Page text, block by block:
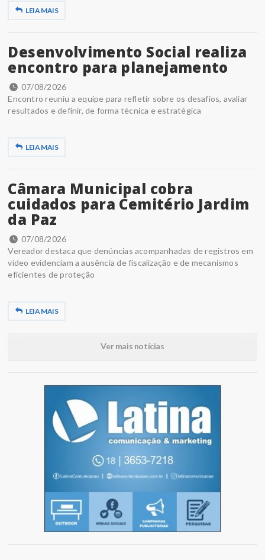
LEIA MAIS
Desenvolvimento Social realiza
encontro para planejamento
07/08/2026
Encontro reuniu a equipe para refletir sobre os desafios, avaliar
resultados e definir, de forma técnica e estratégica
LEIA MAIS
Câmara Municipal cobra
cuidados para Cemitério Jardim
da Paz
07/08/2026
Vereador destaca que denúncias acompanhadas de registros em
vídeo evidenciam a ausência de fiscalização e de mecanismos
eficientes de proteção
LEIA MAIS
Ver mais notícias